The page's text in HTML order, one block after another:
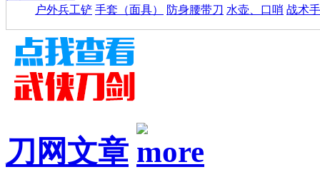
户外兵工铲 手套（面具） 防身腰带刀 水壶、口哨 战术
刀网文章